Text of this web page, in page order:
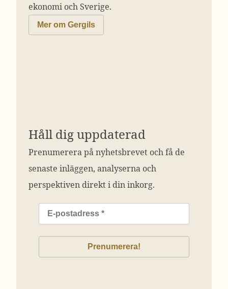
ekonomi och Sverige.
Mer om Gergils
Håll dig uppdaterad
Prenumerera på nyhetsbrevet och få de
senaste inläggen, analyserna och
perspektiven direkt i din inkorg.